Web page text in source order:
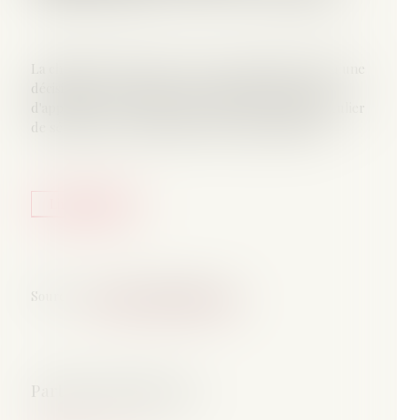
Source :
La chambre sociale de la Cour de cassation a rendu une
décision clé le 14 janvier 2025, précisant le champ
d'application de l'obligation d'établir un plan particulier
de sécurité et de protection de la santé (PPSPS)...